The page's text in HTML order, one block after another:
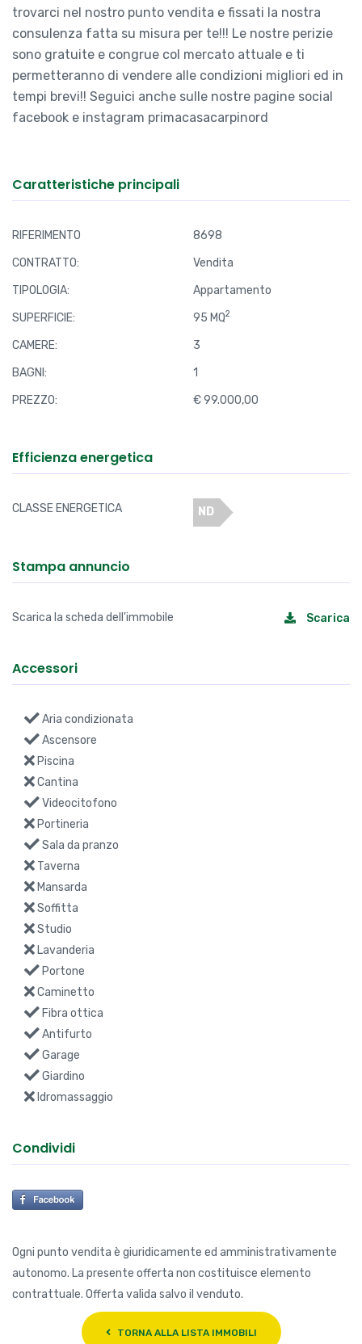
trovarci nel nostro punto vendita e fissati la nostra
consulenza fatta su misura per te!!! Le nostre perizie
sono gratuite e congrue col mercato attuale e ti
permetteranno di vendere alle condizioni migliori ed in
tempi brevi!! Seguici anche sulle nostre pagine social
facebook e instagram primacasacarpinord
Caratteristiche principali
RIFERIMENTO
8698
CONTRATTO:
Vendita
TIPOLOGIA:
Appartamento
SUPERFICIE:
95 MQ2
CAMERE:
3
BAGNI:
1
PREZZO:
€ 99.000,00
Efficienza energetica
CLASSE ENERGETICA ND
Stampa annuncio
Scarica la scheda dell'immobile Scarica
Accessori
Aria condizionata
Ascensore
Piscina
Cantina
Videocitofono
Portineria
Sala da pranzo
Taverna
Mansarda
Soffitta
Studio
Lavanderia
Portone
Caminetto
Fibra ottica
Antifurto
Garage
Giardino
Idromassaggio
Condividi
Ogni punto vendita è giuridicamente ed amministrativamente
autonomo. La presente offerta non costituisce elemento
contrattuale. Offerta valida salvo il venduto.
TORNA ALLA LISTA IMMOBILI